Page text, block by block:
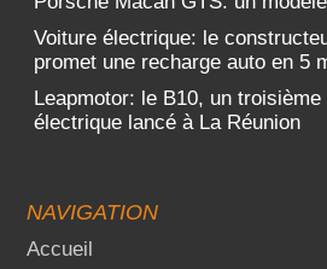
Voiture électrique: le
promet une recharge auto en 5
Leapmotor: le B10, un troisième
électrique lancé à La Réunion
NAVIGATION
Accueil